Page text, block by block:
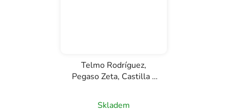
Telmo Rodríguez,
Pegaso Zeta, Castilla y
0,75l
Skladem